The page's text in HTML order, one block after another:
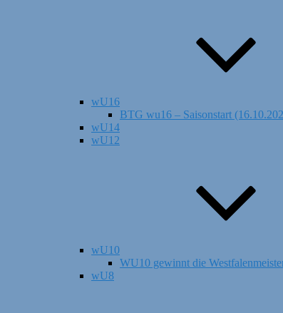
wU16
BTG wu16 – Saisonstart
wU14
wU12
wU10
WU10 gewinnt die
wU8